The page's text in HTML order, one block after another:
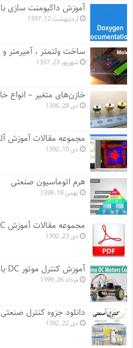
آموزش داکیومنت سازی با Doxygen
اردیبهشت 12, 1397
ساخت ولتمتر ، آمپرمتر و
شهریور 23, 1397
خازن‌های متغیر – انواع
دی 28, 1396
مجموعه مقالات آموزش
دی 10, 1392
هرم اتوماسیون صنعتی
بهمن 18, 1398
مجموعه مقالات آموزش PLC
دی 23, 1392
آموزش کنترل موتور DC با آردوینو
مرداد 26, 1399
دانلود جزوه کنترل صنعتی
دی 22, 1392